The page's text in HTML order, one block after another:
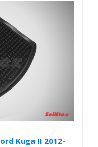
Kuga II 2012-